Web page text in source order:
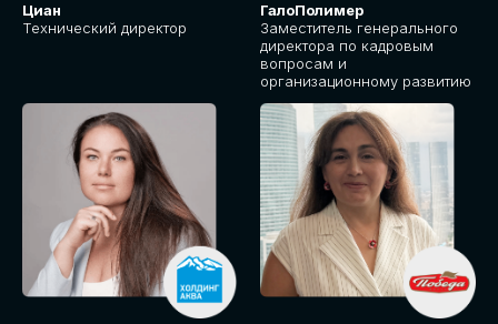
Циан
Технический директор
ГалоПолимер
Заместитель генерального
директора по кадровым
вопросам и
организационному развитию